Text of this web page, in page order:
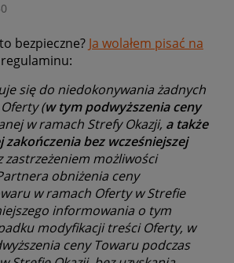
bezpieczne? Ja wolałem pisać na
regulaminu:
się do niedokonywania żadnych
(w tym podwyższenia ceny
w ramach Strefy Okazji, a także
zakończenia bez wcześniejszej
zastrzeżeniem możliwości
obniżenia ceny
w ramach Oferty w Strefie
informowania o tym
modyfikacji treści Oferty, w
ceny Towaru podczas